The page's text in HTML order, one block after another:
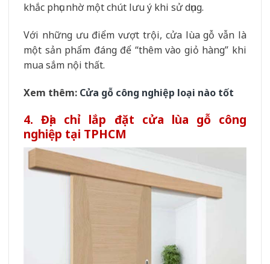
khắc phục nhờ một chút lưu ý khi sử dụng.
Với những ưu điểm vượt trội, cửa lùa gỗ vẫn là
một sản phẩm đáng để “thêm vào giỏ hàng” khi
mua sắm nội thất.
Xem thêm: Cửa gỗ công nghiệp loại nào tốt
4. Địa chỉ lắp đặt cửa lùa gỗ công
nghiệp tại TPHCM